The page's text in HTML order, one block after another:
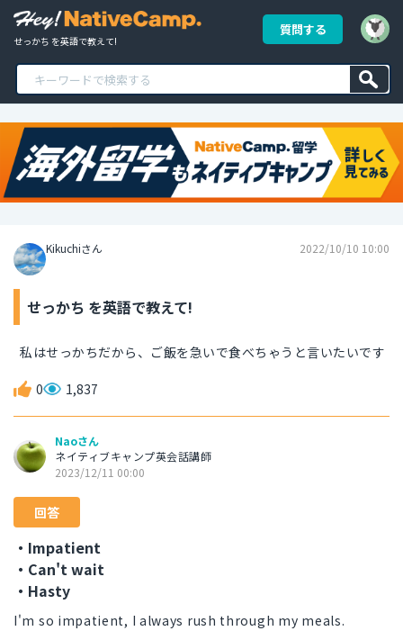
せっかち を英語で教えて!
質問する
Kikuchiさん 2022/10/10 10:00
せっかち を英語で教えて!
私はせっかちだから、ご飯を急いで食べちゃうと言いたいです
0 1,837
Naoさん
ネイティブキャンプ英会話講師
2023/12/11 00:00
回答
・Impatient
・Can't wait
・Hasty
I'm so impatient, I always rush through my meals.